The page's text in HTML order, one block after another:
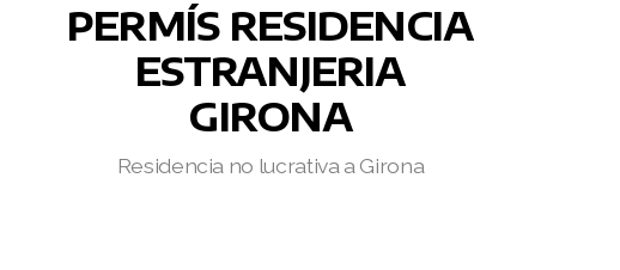
PERMÍS RESIDENCIA
ESTRANJERIA
GIRONA
Residencia no lucrativa a Girona